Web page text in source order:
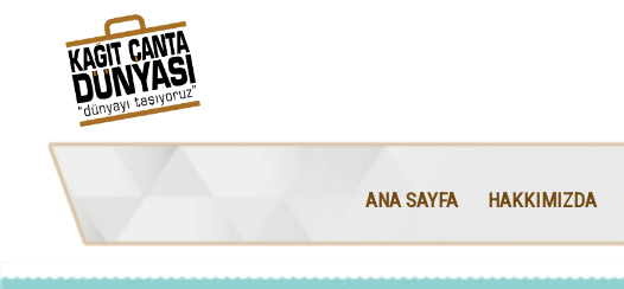
ANA SAYFA HAKKIMIZDA